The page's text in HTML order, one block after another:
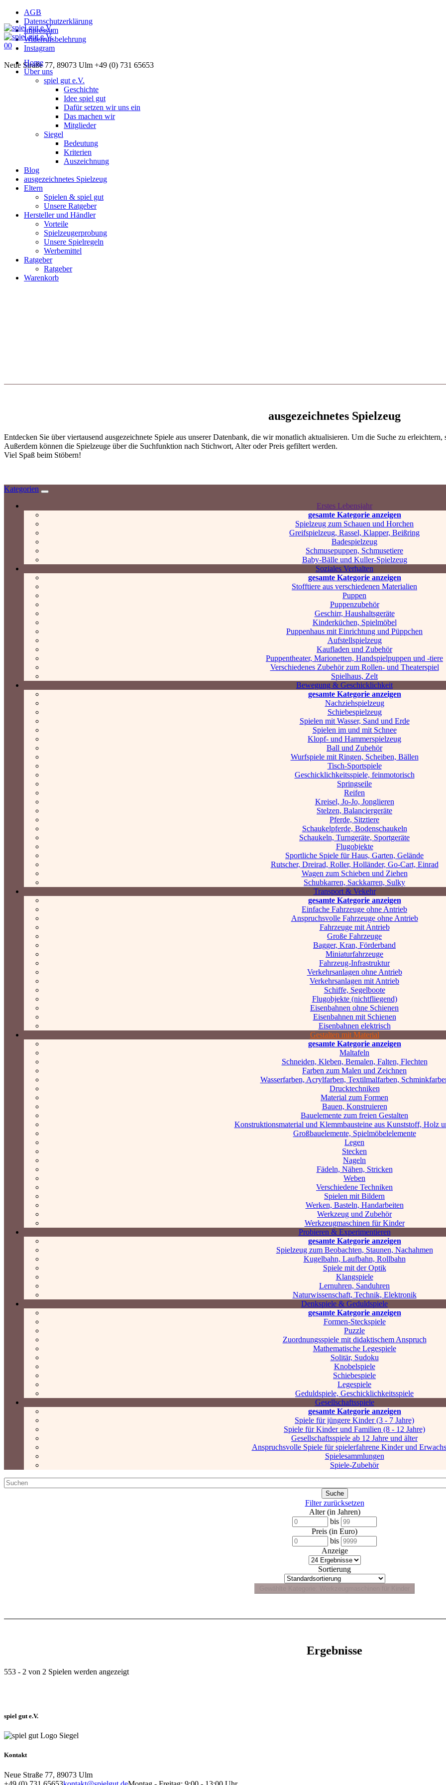
AGB
Datenschutzerklärung
Impressum
Widerrufsbelehrung
Instagram
Neue Straße 77, 89073 Ulm +49 (0) 731 65653
00
Home
Über uns
spiel gut e.V.
Geschichte
Idee spiel gut
Dafür setzen wir uns ein
Das machen wir
Mitglieder
Siegel
Bedeutung
Kriterien
Auszeichnung
Blog
ausgezeichnetes Spielzeug
Eltern
Spielen & spiel gut
Unsere Ratgeber
Hersteller und Händler
Vorteile
Spielzeugerprobung
Unsere Spielregeln
Werbemittel
Ratgeber
Ratgeber
Warenkorb
ausgezeichnetes Spielzeug
Entdecken Sie über viertausend ausgezeichnete Spiele aus unserer Datenbank, die wir monatlich aktualisieren. Um die Suche zu
Außerdem können die Spielzeuge über die Suchfunktion nach Stichwort, Alter oder Preis gefiltert werden.
Viel Spaß beim Stöbern!
Kategorien
Erstes Lebensjahr
gesamte Kategorie anzeigen
Spielzeug zum Schauen und Horchen
Greifspielzeug, Rassel, Klapper, Beißring
Badespielzeug
Schmusepuppen, Schmusetiere
Baby-Bälle und Kuller-Spielzeug
Soziales Verhalten
gesamte Kategorie anzeigen
Stofftiere aus verschiedenen Materialien
Puppen
Puppenzubehör
Geschirr, Haushaltsgeräte
Kinderküchen, Spielmöbel
Puppenhaus mit Einrichtung und Püppchen
Aufstellspielzeug
Kaufladen und Zubehör
Puppentheater, Marionetten, Handspielpuppen und -tiere
Verschiedenes Zubehör zum Rollen- und Theaterspiel
Spielhaus, Zelt
Bewegung & Geschicklichkeit
gesamte Kategorie anzeigen
Nachziehspielzeug
Schiebespielzeug
Spielen mit Wasser, Sand und Erde
Spielen im und mit Schnee
Klopf- und Hammerspielzeug
Ball und Zubehör
Wurfspiele mit Ringen, Scheiben, Bällen
Tisch-Sportspiele
Geschicklichkeitsspiele, feinmotorisch
Springseile
Reifen
Kreisel, Jo-Jo, Jonglieren
Stelzen, Balanciergeräte
Pferde, Sitztiere
Schaukelpferde, Bodenschaukeln
Schaukeln, Turngeräte, Sportgeräte
Flugobjekte
Sportliche Spiele für Haus, Garten, Gelände
Rutscher, Dreirad, Roller, Holländer, Go-Cart, Einrad
Wagen zum Schieben und Ziehen
Schubkarren, Sackkarren, Sulky
Transport & Vekehr
gesamte Kategorie anzeigen
Einfache Fahrzeuge ohne Antrieb
Anspruchsvolle Fahrzeuge ohne Antrieb
Fahrzeuge mit Antrieb
Große Fahrzeuge
Bagger, Kran, Förderband
Miniaturfahrzeuge
Fahrzeug-Infrastruktur
Verkehrsanlagen ohne Antrieb
Verkehrsanlagen mit Antrieb
Schiffe, Segelboote
Flugobjekte (nichtfliegend)
Eisenbahnen ohne Schienen
Eisenbahnen mit Schienen
Eisenbahnen elektrisch
Gestalten mit Material
gesamte Kategorie anzeigen
Maltafeln
Schneiden, Kleben, Bemalen, Falten, Flechten
Farben zum Malen und Zeichnen
Wasserfarben, Acrylfarben, Textilmalfarben,
Drucktechniken
Material zum Formen
Bauen, Konstruieren
Bauelemente zum freien Gestalten
Konstruktionsmaterial und Klemmbausteine aus Kunststoff, Holz
Großbauelemente, Spielmöbelelemente
Legen
Stecken
Nageln
Fädeln, Nähen, Stricken
Weben
Verschiedene Techniken
Spielen mit Bildern
Werken, Basteln, Handarbeiten
Werkzeug und Zubehör
Werkzeugmaschinen für Kinder
Probieren & Experimentieren
gesamte Kategorie anzeigen
Spielzeug zum Beobachten, Staunen, Nachahmen
Kugelbahn, Laufbahn, Rollbahn
Spiele mit der Optik
Klangspiele
Lernuhren, Sanduhren
Naturwissenschaft, Technik, Elektronik
Denkspiele & Geduldspiele
gesamte Kategorie anzeigen
Formen-Steckspiele
Puzzle
Zuordnungsspiele mit didaktischem Anspruch
Mathematische Legespiele
Solitär, Sudoku
Knobelspiele
Schiebespiele
Legespiele
Geduldspiele, Geschicklichkeitsspiele
Gesellschaftsspiele
gesamte Kategorie anzeigen
Spiele für jüngere Kinder (3 - 7 Jahre)
Spiele für Kinder und Familien (8 - 12 Jahre)
Gesellschaftsspiele ab 12 Jahre und älter
Anspruchsvolle Spiele für spielerfahrene Kinder und
Spielesammlungen
Spiele-Zubehör
Filter zurücksetzen
Alter (in Jahren)
bis
Preis (in Euro)
bis
Anzeige
Sortierung
Ergebnisse
553 - 2 von 2 Spielen werden angezeigt
spiel gut e.V.
Kontakt
Neue Straße 77, 89073 Ulm